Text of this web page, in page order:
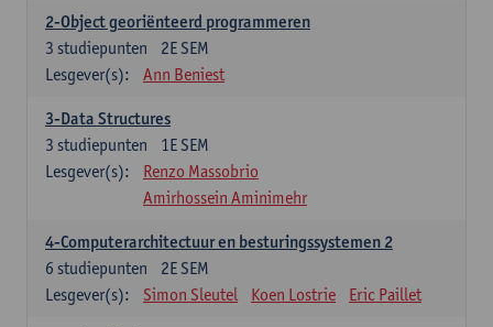
2-Object georiënteerd programmeren
2E SEM
3 studiepunten
Lesgever(s):
Ann Beniest
3-Data Structures
1E SEM
3 studiepunten
Lesgever(s):
Renzo Massobrio
Amirhossein Aminimehr
4-Computerarchitectuur en besturingssystemen 2
2E SEM
6 studiepunten
Lesgever(s):
Simon Sleutel Koen Lostrie Eric Paillet